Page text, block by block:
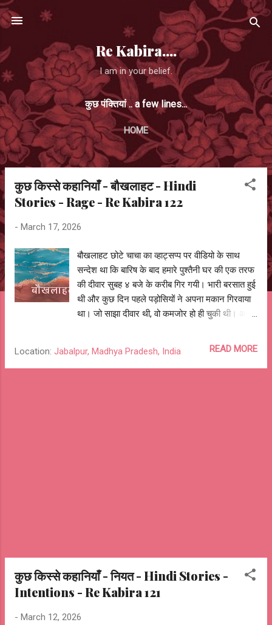
Skip to main content
Re Kabira....
I am in your belief.
कुछ पंक्तियां .. a few lines...
HOME
कुछ किस्से कहानियाँ - बौखलाहट - Hindi
Stories - Rage - Re Kabira 122
- March 17, 2026
बौखलाहट छोटे चाचा का व्हाट्सप्प पर वीडियो के साथ
सन्देश था कि बारिष के बाद हमारे पुश्तैनी घर की एक तरफ
की दीवार सुबह ४ बजे के करीब गिर गयी। भारी बरसात हुई
थी और कुछ दिन पहले पड़ोसियों ने अपना मकान गिरवाया
था। जो साझा दीवार थी, वो कमजोर हो ही चुकी थी। अब
इंच की, १५० साल पुरानी दिवार ढह गयी। उस दिन
झरझराती इँट-माटी-चुने की भीत ने कुल की नीव को
उजागर कर दिया था और उसके बाद के घटनाक्रम ने जो
Location: Jabalpur, Madhya Pradesh, India READ MORE
कुछ किस्से कहानियाँ - नियत - Hindi Stories -
Intentions - Re Kabira 121
- March 12, 2026